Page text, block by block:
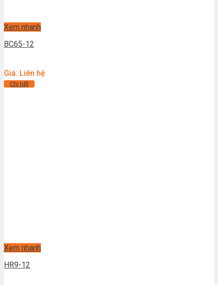
Xem nhanh
BC65-12
Giá: Liên hệ
Chi tiết
Xem nhanh
HR9-12